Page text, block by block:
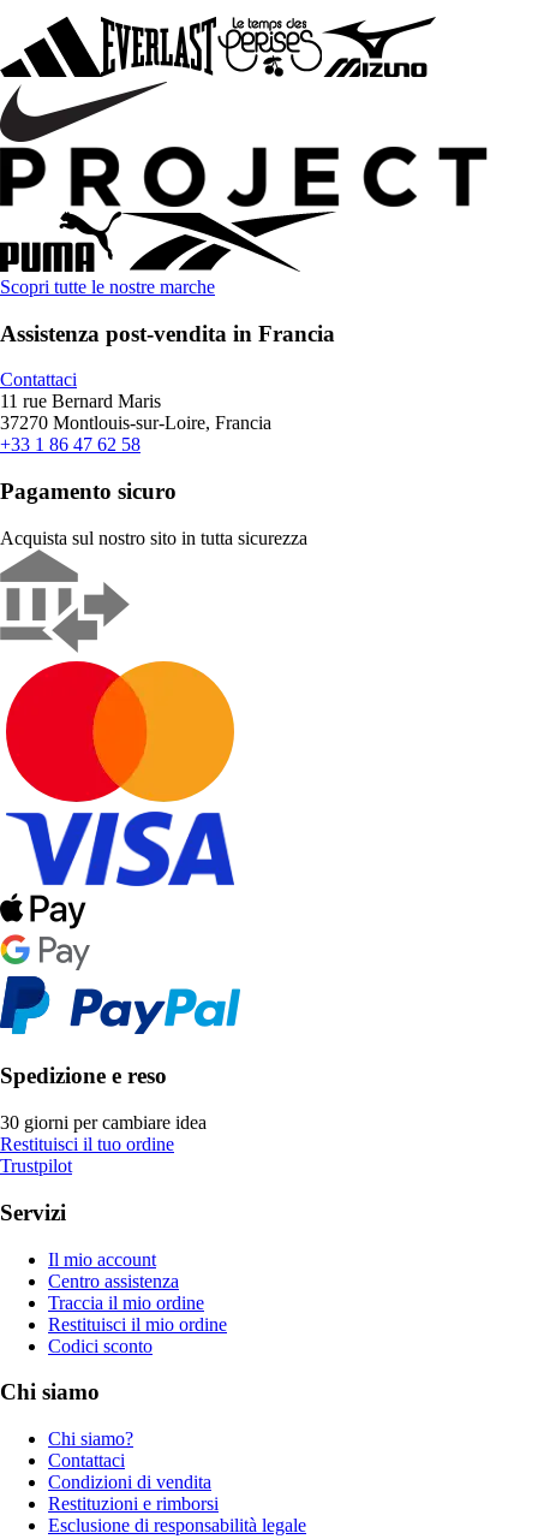
Scopri tutte le nostre marche
Assistenza post-vendita in Francia
Contattaci
11 rue Bernard Maris
37270 Montlouis-sur-Loire, Francia
+33 1 86 47 62 58
Pagamento sicuro
Acquista sul nostro sito in tutta sicurezza
Spedizione e reso
30 giorni per cambiare idea
Restituisci il tuo ordine
Trustpilot
Servizi
Il mio account
Centro assistenza
Traccia il mio ordine
Restituisci il mio ordine
Codici sconto
Chi siamo
Chi siamo?
Contattaci
Condizioni di vendita
Restituzioni e rimborsi
Esclusione di responsabilità legale